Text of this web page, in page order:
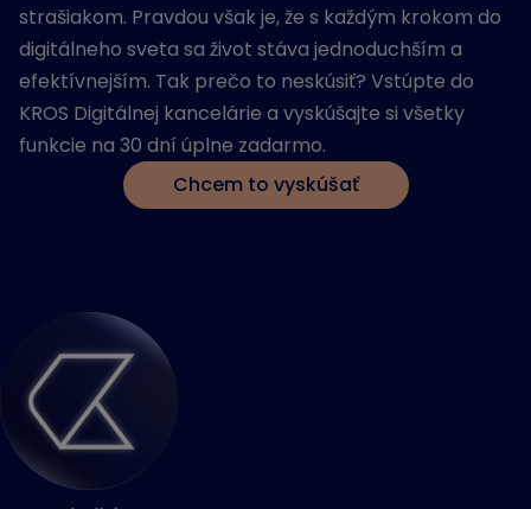
strašiakom. Pravdou však je, že s každým krokom do
digitálneho sveta sa život stáva jednoduchším a
efektívnejším. Tak prečo to neskúsiť? Vstúpte do
KROS Digitálnej kancelárie a vyskúšajte si všetky
funkcie na 30 dní úplne zadarmo.
Chcem to vyskúšať